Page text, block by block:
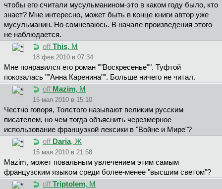
чтобы его считали мусульманином-это в каком году было, кто
знает? Мне интересно, может быть в конце книги автор уже
мусульманин. Но сомневаюсь. В начале произведения этого
не наблюдается.
off This, М
18 фев 2010 в 07:34
Мне понравился его роман ""Воскресенье"". Туфтой
покозалась ""Анна Каренина"". Больше ничего не читал.
off Mazim, М
15 мая 2010 в 15:10
Честно говоря, Толстого называют великим русским
писателем, но чем тогда объяснить черезмерное
использование французкой лексики в "Войне и Мире"?
off Daria, Ж
15 мая 2010 в 21:58
Mazim, может повальным увлечением этим самым
французским языком среди более-менее "высшим светом"?
off Triptolem, М